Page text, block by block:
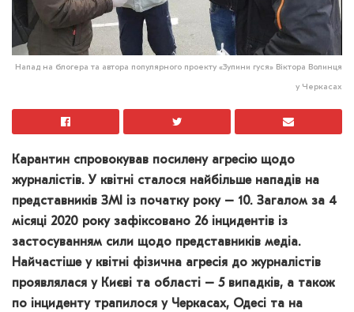
Напад на блогера та автора популярного проекту «Зупини гуся» Віктора Волинця
у Черкасах
Карантин спровокував посилену агресію щодо
журналістів. У квітні сталося найбільше нападів на
представників ЗМІ із початку року – 10. Загалом за 4
місяці 2020 року зафіксовано 26 інцидентів із
застосуванням сили щодо представників медіа.
Найчастіше у квітні фізична агресія до журналістів
проявлялася у Києві та області – 5 випадків, а також
по інциденту трапилося у Черкасах, Одесі та на